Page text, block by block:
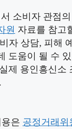
소비자 관점
원 자료를 참고
자 상담, 피해
도움이 될 수
제 용인흥신소
은 공정거래위